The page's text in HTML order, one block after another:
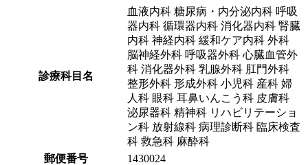
診療科目名
血液内科 糖尿病・内分泌内科 呼吸
器内科 循環器内科 消化器内科 腎臓
内科 神経内科 緩和ケア内科 外科
脳神経外科 呼吸器外科 心臓血管外
科 消化器外科 乳腺外科 肛門外科
整形外科 形成外科 小児科 産科 婦
人科 眼科 耳鼻いんこう科 皮膚科
泌尿器科 精神科 リハビリテーショ
ン科 放射線科 病理診断科 臨床検査
科 救急科 麻酔科
郵便番号
1430024